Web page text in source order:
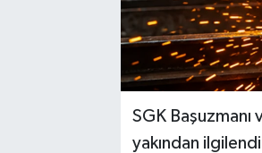
SGK Başuzmanı
yakından